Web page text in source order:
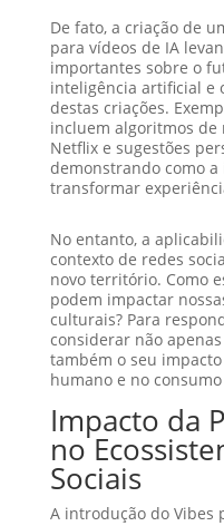
De fato, a criação de
para vídeos de IA
importantes sobre o
inteligência artificial e
destas criações.
incluem algoritmos de
Netflix e sugestões
demonstrando como
transformar
No entanto, a
contexto de redes
novo território. Como
podem impactar
culturais? Para
considerar não
também o seu
humano e no
Impacto da
no
Sociais
A introdução do Vibes